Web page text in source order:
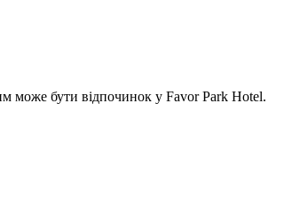
може бути відпочинок у Favor Park Hotel.